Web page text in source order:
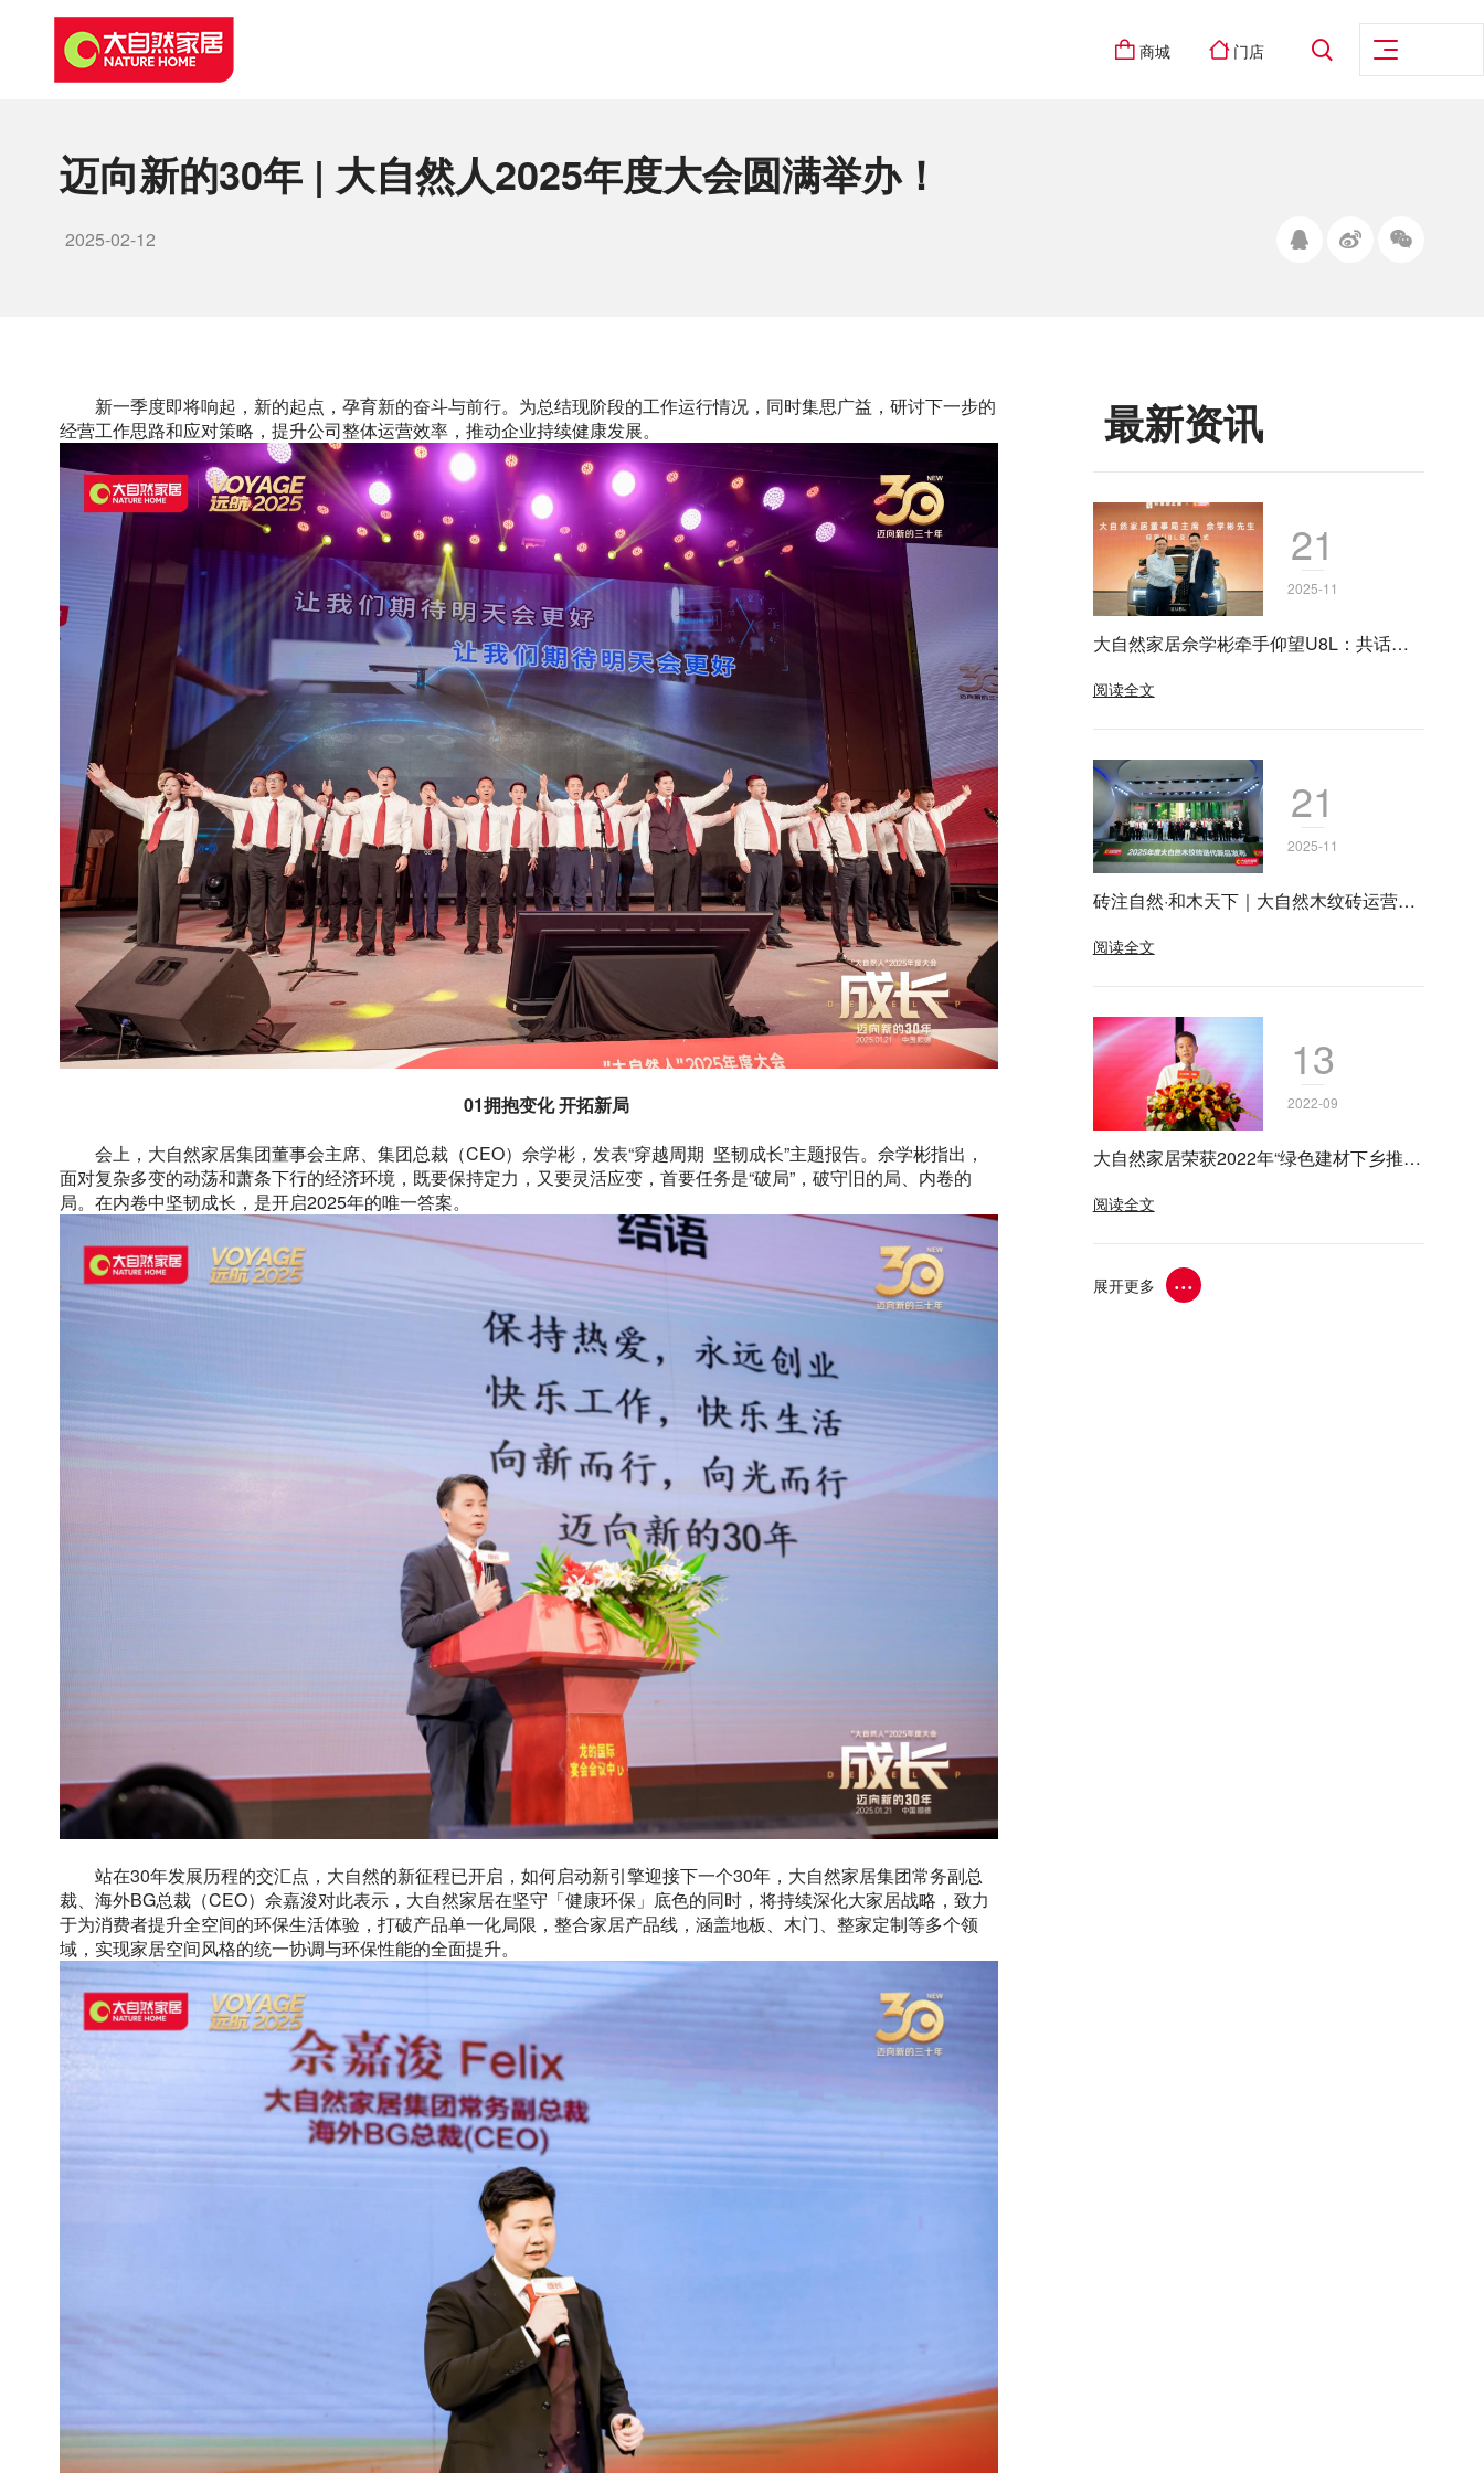
商城 门店
迈向新的30年 | 大自然人2025年度大会圆满举办！
2025-02-12
新一季度即将响起，新的起点，孕育新的奋斗与前行。为总结现阶段的工作运行情况，同时集思广益，研讨下一步的
经营工作思路和应对策略，提升公司整体运营效率，推动企业持续健康发展。
01拥抱变化 开拓新局
会上，大自然家居集团董事会主席、集团总裁（CEO）佘学彬，发表“穿越周期 坚韧成长”主题报告。佘学彬指出，
面对复杂多变的动荡和萧条下行的经济环境，既要保持定力，又要灵活应变，首要任务是“破局”，破守旧的局、内卷的
局。在内卷中坚韧成长，是开启2025年的唯一答案。
站在30年发展历程的交汇点，大自然的新征程已开启，如何启动新引擎迎接下一个30年，大自然家居集团常务副总
裁、海外BG总裁（CEO）佘嘉浚对此表示，大自然家居在坚守「健康环保」底色的同时，将持续深化大家居战略，致力
于为消费者提升全空间的环保生活体验，打破产品单一化局限，整合家居产品线，涵盖地板、木门、整家定制等多个领
域，实现家居空间风格的统一协调与环保性能的全面提升。
最新资讯
21
2025-11
大自然家居佘学彬牵手仰望U8L：共话中
阅读全文
21
2025-11
砖注自然·和木天下｜大自然木纹砖运营中
功！
阅读全文
13
2022-09
大自然家居荣获2022年“绿色建材下乡推荐
阅读全文
展开更多 ···